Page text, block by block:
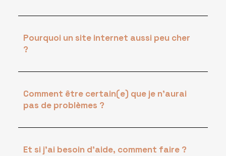
Pourquoi un site internet aussi peu cher
?
Comment être certain(e) que je n'aurai
pas de problèmes ?
Et si j'ai besoin d'aide, comment faire ?